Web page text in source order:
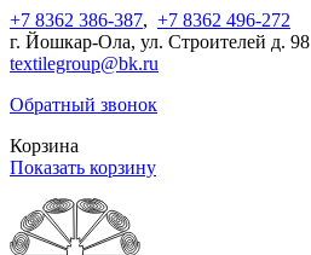
+7 8362 386-387, +7 8362 496-272
г. Йошкар-Ола, ул. Строителей д. 98
textilegroup@bk.ru
Обратный звонок
Корзина
Показать корзину